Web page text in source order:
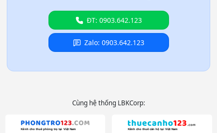
ĐT: 0903.642.123
Zalo: 0903.642.123
Cùng hệ thống LBKCorp: